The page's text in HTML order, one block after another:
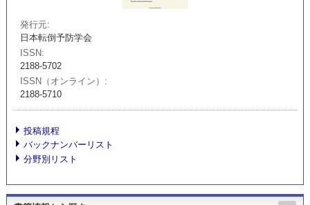
発行元
日本転倒予防学会
ISSN
2188-5702
ISSN（オンライン）
2188-5710
投稿規程
バックナンバーリスト
分野別リスト